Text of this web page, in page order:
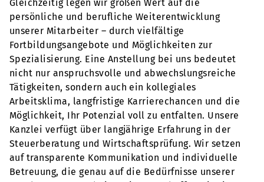
Gleichzeitig legen wir großen Wert auf die
persönliche und berufliche Weiterentwicklung
unserer Mitarbeiter – durch vielfältige
Fortbildungsangebote und Möglichkeiten zur
Spezialisierung. Eine Anstellung bei uns bedeutet
nicht nur anspruchsvolle und abwechslungsreiche
Tätigkeiten, sondern auch ein kollegiales
Arbeitsklima, langfristige Karrierechancen und die
Möglichkeit, Ihr Potenzial voll zu entfalten. Unsere
Kanzlei verfügt über langjährige Erfahrung in der
Steuerberatung und Wirtschaftsprüfung. Wir setzen
auf transparente Kommunikation und individuelle
Betreuung, die genau auf die Bedürfnisse unserer